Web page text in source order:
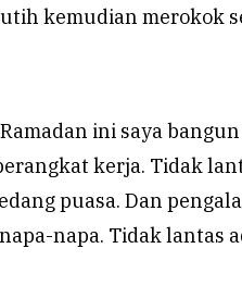
kemudian merokok
ini saya
kerja. Tidak
puasa. Dan
napa. Tidak lantas